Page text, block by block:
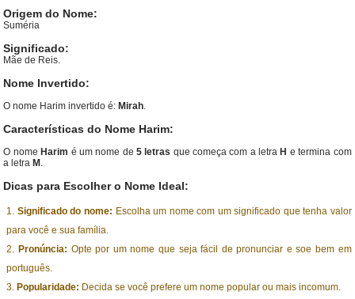
Origem do Nome:
Suméria
Significado:
Mãe de Reis.
Nome Invertido:
O nome Harim invertido é: Mirah.
Características do Nome Harim:
O nome Harim é um nome de 5 letras que começa com a letra H e termina com
a letra M .
Dicas para Escolher o Nome Ideal:
Significado do nome: Escolha um nome com um significado que tenha valor
para você e sua família.
Pronúncia: Opte por um nome que seja fácil de pronunciar e soe bem em
português.
Popularidade: Decida se você prefere um nome popular ou mais incomum.